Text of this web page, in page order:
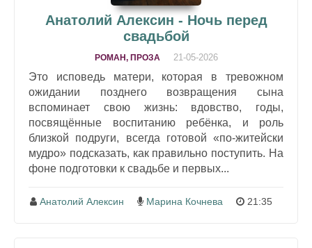
Анатолий Алексин - Ночь перед
свадьбой
РОМАН, ПРОЗА 21-05-2026
Это исповедь матери, которая в тревожном
ожидании позднего возвращения сына
вспоминает свою жизнь: вдовство, годы,
посвящённые воспитанию ребёнка, и роль
близкой подруги, всегда готовой «по-житейски
мудро» подсказать, как правильно поступить. На
фоне подготовки к свадьбе и первых...
Анатолий Алексин Марина Кочнева 21:35